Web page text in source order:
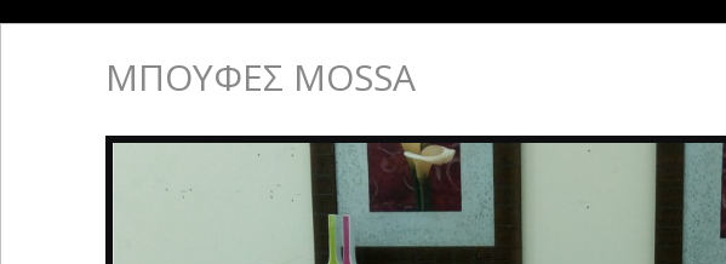
ΜΠΟΥΦΕΣ MOSSA